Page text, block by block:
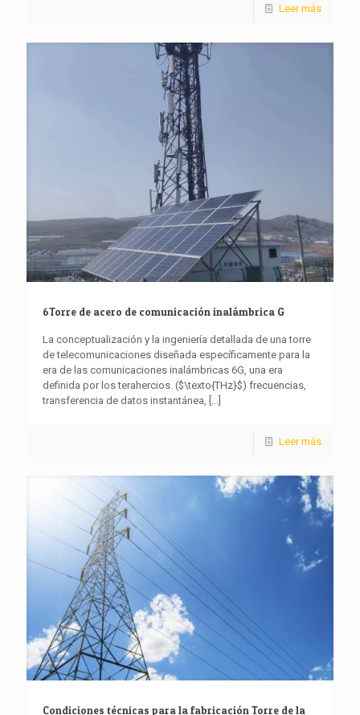
Leer más
6Torre de acero de comunicación inalámbrica G
La conceptualización y la ingeniería detallada de una torre
de telecomunicaciones diseñada específicamente para la
era de las comunicaciones inalámbricas 6G, una era
definida por los terahercios. ($\texto{THz}$) frecuencias,
transferencia de datos instantánea, [...]
Leer más
Condiciones técnicas para la fabricación Torre de la